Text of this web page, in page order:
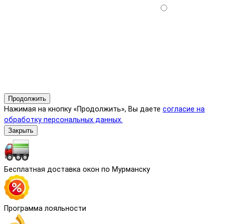
Продолжить
Нажимая на кнопку «Продолжить», Вы даете согласие на
обработку персональных данных.
Закрыть
Бесплатная доставка окон по Мурманску
Программа лояльности